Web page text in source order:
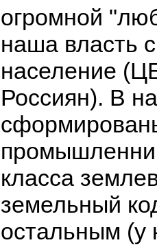
огромной
наша власть
население
Россиян). В
класса
земельный
остальным (у